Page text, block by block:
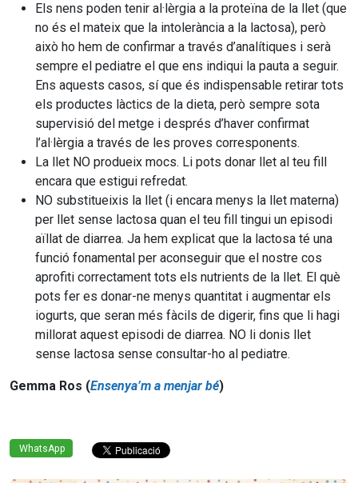
Els nens poden tenir al·lèrgia a la proteïna de la llet (que
no és el mateix que la intolerància a la lactosa), però
això ho hem de confirmar a través d’analítiques i serà
sempre el pediatre el que ens indiqui la pauta a seguir.
Ens aquests casos, sí que és indispensable retirar tots
els productes làctics de la dieta, però sempre sota
supervisió del metge i després d’haver confirmat
l’al·lèrgia a través de les proves corresponents.
La llet NO produeix mocs. Li pots donar llet al teu fill
encara que estigui refredat.
NO substitueixis la llet (i encara menys la llet materna)
per llet sense lactosa quan el teu fill tingui un episodi
aïllat de diarrea. Ja hem explicat que la lactosa té una
funció fonamental per aconseguir que el nostre cos
aprofiti correctament tots els nutrients de la llet. El què
pots fer es donar-ne menys quantitat i augmentar els
iogurts, que seran més fàcils de digerir, fins que li hagi
millorat aquest episodi de diarrea. NO li donis llet
sense lactosa sense consultar-ho al pediatre.
Gemma Ros (Ensenya’m a menjar bé)
WhatsApp